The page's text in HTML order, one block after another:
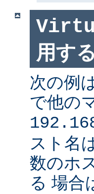
用する
次の例
で他の
スト名
数のホ
る 場合